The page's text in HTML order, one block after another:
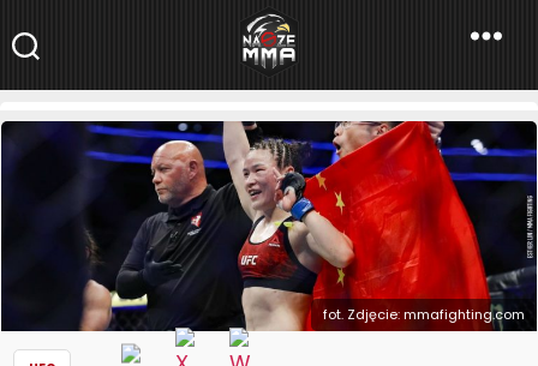
NaszeMMA
NaszeMMA.pl»Aktualności»Świat»UFC»Weili Zhang
zdewastowała Jessicę Andrade w pierwszej rundzie! [WIDEO]
fot. Zdjęcie: mmafighting.com